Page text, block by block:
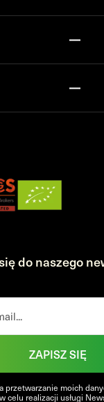
do naszego
przetwarzanie moich
celu realizacji usługi
ZAPISZ SIĘ